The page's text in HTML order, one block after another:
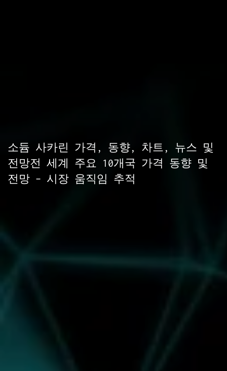
소듐 사카린 가격, 동향, 차트, 뉴스 및
전망전 세계 주요 10개국 가격 동향 및
전망 – 시장 움직임 추적